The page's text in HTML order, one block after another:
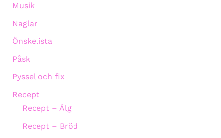
Musik
Naglar
Önskelista
Påsk
Pyssel och fix
Recept
Recept – Älg
Recept – Bröd